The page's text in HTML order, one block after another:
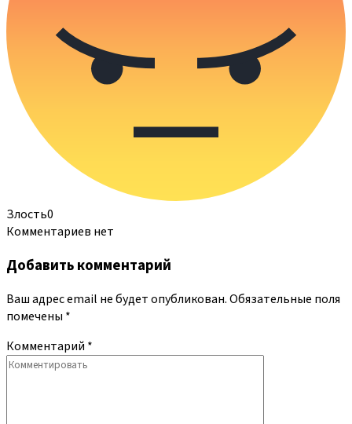
Злость0
Комментариев нет
Добавить комментарий
Ваш адрес email не будет опубликован.Обязательные поля
помечены *
Комментарий *